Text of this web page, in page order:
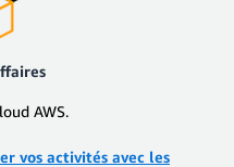
AWS.
vos activités avec les